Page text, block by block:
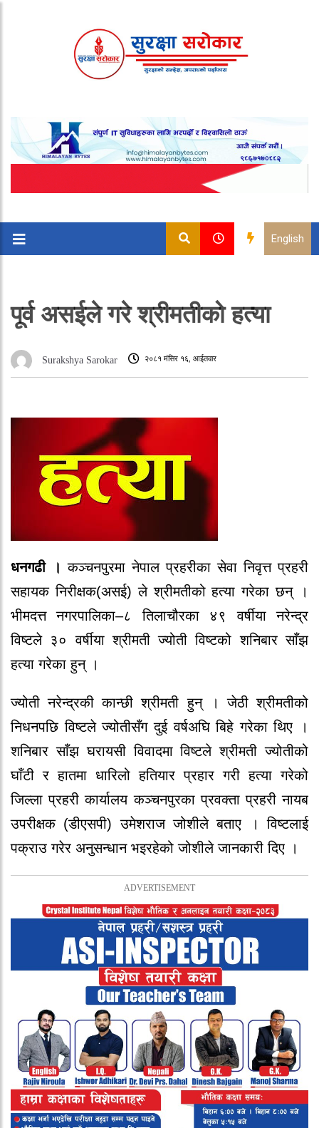
English
पूर्व असईले गरे श्रीमतीको हत्या
Surakshya Sarokar २०८१ मंसिर १६, आईतवार
धनगढी । कञ्चनपुरमा नेपाल प्रहरीका सेवा निवृत्त प्रहरी
सहायक निरीक्षक(असई) ले श्रीमतीको हत्या गरेका छन् ।
भीमदत्त नगरपालिका–८ तिलाचौरका ४९ वर्षीया नरेन्द्र
विष्टले ३० वर्षीया श्रीमती ज्योती विष्टको शनिबार साँझ
हत्या गरेका हुन् ।
ज्योती नरेन्द्रकी कान्छी श्रीमती हुन् । जेठी श्रीमतीको
निधनपछि विष्टले ज्योतीसँग दुई वर्षअघि बिहे गरेका थिए ।
शनिबार साँझ घरायसी विवादमा विष्टले श्रीमती ज्योतीको
घाँटी र हातमा धारिलो हतियार प्रहार गरी हत्या गरेको
जिल्ला प्रहरी कार्यालय कञ्चनपुरका प्रवक्ता प्रहरी नायब
उपरीक्षक (डीएसपी) उमेशराज जोशीले बताए । विष्टलाई
पक्राउ गरेर अनुसन्धान भइरहेको जोशीले जानकारी दिए ।